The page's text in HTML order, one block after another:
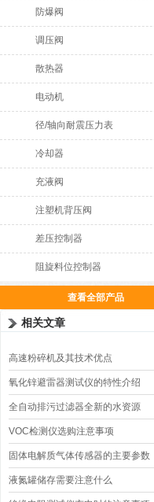
防爆阀
调压阀
散热器
电动机
径/轴向耐震压力表
冷却器
充液阀
注塑机背压阀
差压控制器
阻旋料位控制器
查看全部产品
相关文章
高速粉碎机及其技术优点
氧化锌避雷器测试仪的特性介绍
全自动排污过滤器全新的水资源
VOC检测仪选购注意事项
固体电解质气体传感器的主要参数
液氮罐储存需要注意什么